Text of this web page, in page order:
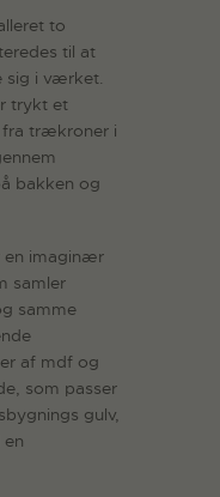
to
til at
sig i værket.
trykt et
trækroner i
bakken og
en imaginær
samler
samme
af mdf og
som passer
gulv,